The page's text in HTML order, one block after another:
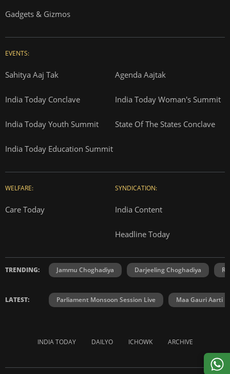
Gadgets & Gizmos
EVENTS:
Sahitya Aaj Tak Agenda Aajtak
India Today Conclave India Today Woman's Summit
India Today Youth Summit State Of The States Conclave
India Today Education Summit
WELFARE:
Care Today
SYNDICATION:
India Content
Headline Today
TRENDING: Jammu Choghadiya Darjeeling Choghadiya
LATEST: Parliament Monsoon Session Live Maa Gauri Aarti
INDIA TODAY DAILYO ICHOWK ARCHIVE